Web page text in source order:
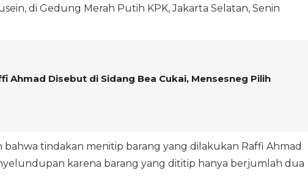
di Gedung Merah Putih KPK, Jakarta Selatan, Senin
Ahmad Disebut di Sidang Bea Cukai, Mensesneg Pilih
tindakan menitip barang yang dilakukan Raffi Ahmad
karena barang yang dititip hanya berjumlah dua